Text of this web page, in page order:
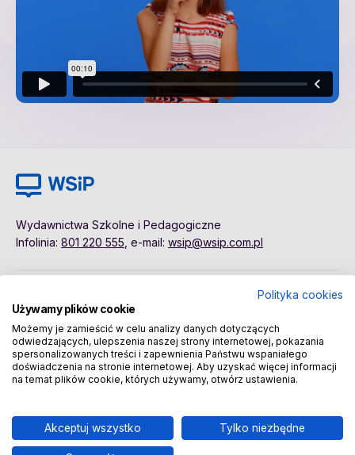
Wydawnictwa Szkolne i Pedagogiczne
Infolinia: 801 220 555 , e-mail: wsip@wsip.com.pl
Dane osobowe
Regulamin
Pierwsze kroki
Sklep
Polityka cookies
Używamy plików cookie
Możemy je zamieścić w celu analizy danych dotyczących
odwiedzających, ulepszenia naszej strony internetowej, pokazania
spersonalizowanych treści i zapewnienia Państwu wspaniałego
doświadczenia na stronie internetowej. Aby uzyskać więcej informacji
na temat plików cookie, których używamy, otwórz ustawienia.
Akceptuj wszystko Tylko niezbędne